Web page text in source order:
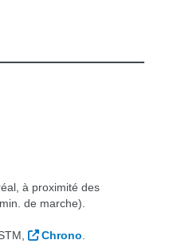
à proximité des
de marche).
Chrono